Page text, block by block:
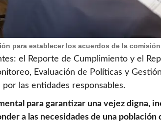
para establecer los acuerdos de la
el Reporte de Cumplimiento y el
Evaluación de Políticas y
las entidades responsables.
para garantizar una vejez digna,
a las necesidades de una población